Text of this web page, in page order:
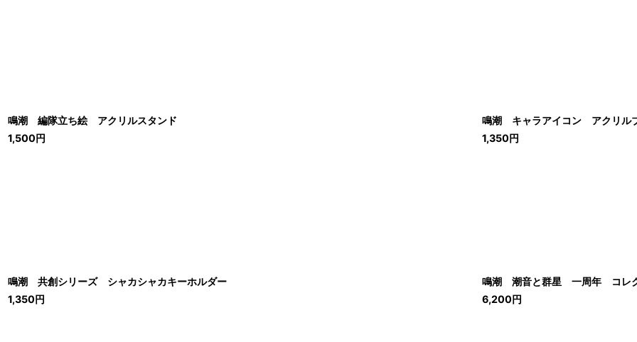
鳴潮 編隊立ち絵 アクリルスタンド
1,500円
鳴潮 キャラアイコン アクリル
1,350円
鳴潮 共創シリーズ シャカシャカキーホルダー
1,350円
鳴潮 潮音と群星 一周年 コレク
6,200円